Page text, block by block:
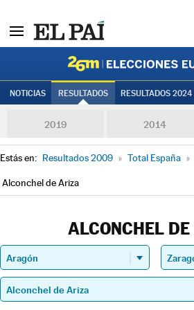
NOTICIAS RESULTADOS RESULTADOS 2024
2019 2014
Estás en: Resultados 2009 » Total España »
Alconchel de Ariza
ALCONCHEL